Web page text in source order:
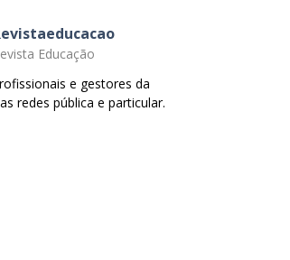
Educação
e gestores da
redes pública e particular.